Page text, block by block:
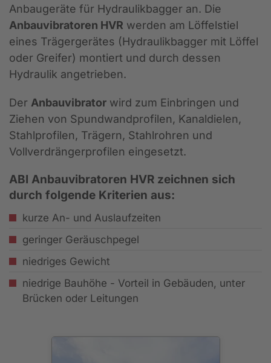
Anbaugeräte für Hydraulikbagger an. Die
Anbauvibratoren HVR werden am Löffelstiel
eines Trägergerätes (Hydraulikbagger mit Löffel
oder Greifer) montiert und durch dessen
Hydraulik angetrieben.
Der Anbauvibrator wird zum Einbringen und
Ziehen von Spundwandprofilen, Kanaldielen,
Stahlprofilen, Trägern, Stahlrohren und
Vollverdrängerprofilen eingesetzt.
ABI Anbauvibratoren HVR zeichnen sich
durch folgende Kriterien aus:
kurze An- und Auslaufzeiten
geringer Geräuschpegel
niedriges Gewicht
niedrige Bauhöhe - Vorteil in Gebäuden, unter
Brücken oder Leitungen